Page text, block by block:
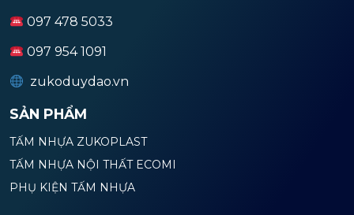
097 478 5033
097 954 1091
zukoduydao.vn
SẢN PHẨM
TẤM NHỰA ZUKOPLAST
TẤM NHỰA NỘI THẤT ECOMI
PHỤ KIỆN TẤM NHỰA